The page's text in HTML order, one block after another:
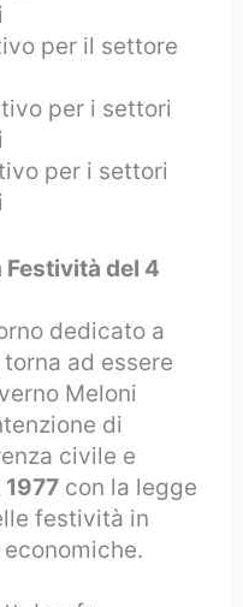
per il settore
per i settori
per i settori
Festività del 4
dedicato a
torna ad essere
Meloni
di
civile e
con la legge
festività in